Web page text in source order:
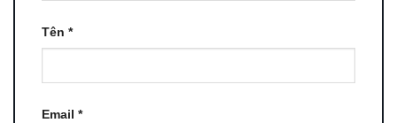
Tên *
Email *